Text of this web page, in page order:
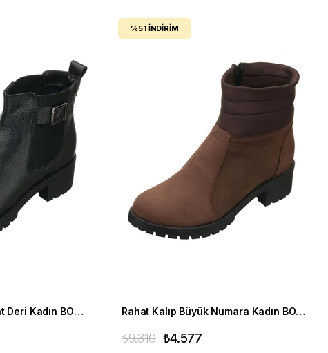
Büyük Numara Rahat Deri Kadın BOT YSM63 Siyah Rahat Kalıp Büyük Numara Kadın BOT Ysm14 Kahve
₺4.577
₺9.310
%51 İNDIRIM